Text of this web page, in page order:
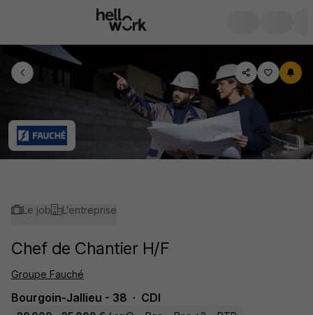
Le job L'entreprise
Chef de Chantier H/F
Groupe Fauché
Bourgoin-Jallieu - 38 CDI